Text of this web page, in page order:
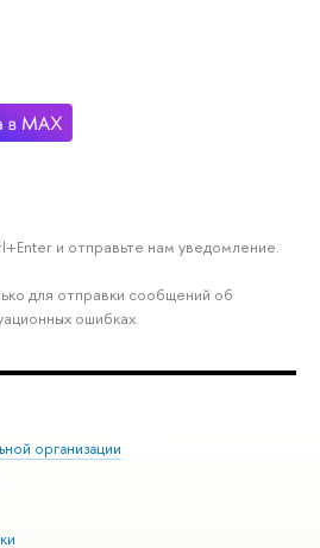
и отправьте нам уведомление.
для отправки сообщений об
ошибках.
организации